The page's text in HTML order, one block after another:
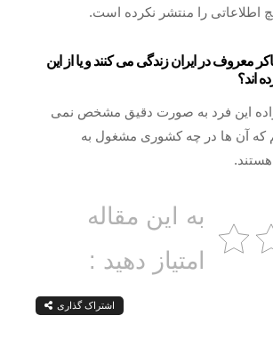
را منتشر نکرده است.
تاکر معروف در ایران زندگی می کنند و یا از این
اند؟
این فرد به صورت دقیق مشخص نمی
که آن ها در چه کشوری مشغول به
به این مقاله
امتیاز دهید :
اشتراک گذاری